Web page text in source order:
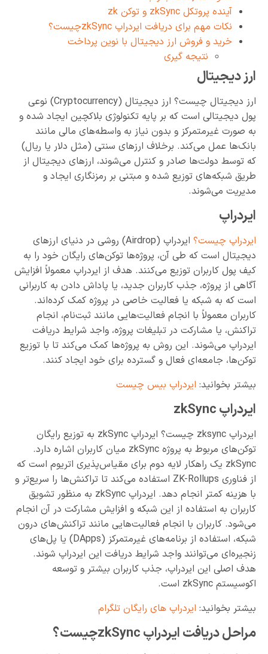
آینده پروتکل zkSync و توکن zk
نکات مهم برای دریافت ایردراپ zkSyncچیست؟
خرید و فروش ارز دیجیتال با نوین پرداخت
نتیجه گیری
ارز دیجیتال
ارز دیجیتال چیست؟ ارز دیجیتال (Cryptocurrency) نوعی
پول دیجیتالی است که بر پایه تکنولوژی بلاکچین ایجاد شده و
به صورت غیرمتمرکز و بدون نیاز به واسطه‌های مالی مانند
بانک‌ها عمل می‌کند. برخلاف ارزهای سنتی (مثل دلار یا ریال)
که توسط دولت‌ها صادر و کنترل می‌شوند، ارزهای دیجیتال از
طریق شبکه‌های توزیع شده و مبتنی بر رمزنگاری ایجاد و
مدیریت می‌شوند.
ایردراپ
ایردراپ چیست؟
ایردراپ (Airdrop) روشی در دنیای ارزهای
دیجیتال است که طی آن، پروژه‌ها توکن‌های رایگان خود را به
کیف پول کاربران توزیع می‌کنند. هدف از ایردراپ معمولاً افزایش
آگاهی از پروژه، جذب کاربران جدید، یا پاداش دادن به کاربرانی
است که به شبکه یا فعالیت خاصی در پروژه کمک کرده‌اند.
کاربران معمولاً با انجام فعالیت‌هایی مانند ثبت‌نام، انجام
تراکنش، یا مشارکت در تبلیغات پروژه، واجد شرایط دریافت
ایردراپ می‌شوند. این روش به پروژه‌ها کمک می‌کند تا با توزیع
توکن‌ها، جامعه‌ای فعال و گسترده‌ برای خود ایجاد کنند.
بیشتر بخوانید: ایردراپ بیس چیست
ایردراپ zkSync
ایردراپ zksync چیست؟ ایردراپ zkSync به توزیع رایگان
توکن‌های مربوط به پروژه zkSync میان کاربران اشاره دارد.
zkSync یک راهکار لایه دوم برای مقیاس‌پذیری اتریوم است که
از فناوری ZK-Rollups استفاده می‌کند تا تراکنش‌ها را سریع‌تر و
با هزینه کمتر انجام دهد. ایردراپ zkSync به منظور تشویق
کاربران به استفاده از این شبکه و افزایش مشارکت در آن انجام
می‌شود. کاربران با انجام فعالیت‌هایی مانند تراکنش‌های درون
شبکه، استفاده از برنامه‌های غیرمتمرکز (DApps) یا پل‌های
زنجیره‌ای می‌توانند واجد شرایط دریافت این ایردراپ شوند.
هدف اصلی این ایردراپ، جذب کاربران بیشتر و توسعه
اکوسیستم zkSync است.
بیشتر بخوانید: ایردراپ های رایگان تلگرام
مراحل دریافت ایردراپ zkSyncچیست؟